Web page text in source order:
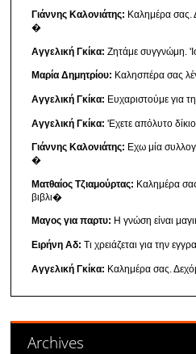
Γιάννης Καλονιάτης: Καλημέρα σας.
�
Αγγελική Γκίκα: Ζητάμε συγγνώμη.
Μαρία Δημητρίου: Καλησπέρα σας
Αγγελική Γκίκα: Ευχαριστούμε για
Αγγελική Γκίκα: 'Εχετε απόλυτο
Γιάννης Καλονιάτης: Εχω μία
�
Ματθαίος Τζιαμούρτας: Καλημέρα
βιβλι�
Μαγος για παρτυ: Η γνώση είναι
Ειρήνη Αδ: Τι χρειάζεται για την
Αγγελική Γκίκα: Καλημέρα σας.
Archives